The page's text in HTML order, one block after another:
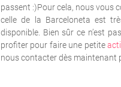
passent :)Pour cela, nous vous
celle de la Barceloneta est
disponible. Bien sûr ce n’est
profiter pour faire une petite
nous contacter dès maintenant